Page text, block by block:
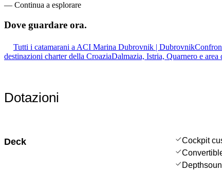
— Continua a esplorare
Dove guardare ora.
Tutti i catamarani a ACI Marina Dubrovnik | Dubrovnik
destinazioni charter della CroaziaDalmazia, Istria, Quarnero e
Dotazioni
Deck Cockpit